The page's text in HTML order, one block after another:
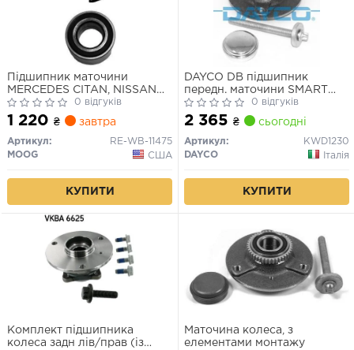
Підшипник маточини
MERCEDES CITAN, NISSAN
NOTE, RENAULT CLIO III-IV
05- перед.міст з ABS (Вир-во
MOOG)
0 відгуків
1 220 ₴ завтра
Артикул:
RE-WB-11475
MOOG
США
КУПИТИ
DAYCO DB підшипник
передн. маточини SMART
Fortwo 04-, Roadster 03-
0 відгуків
2 365 ₴ сьогодні
Артикул:
KWD1230
DAYCO
Італія
КУПИТИ
Комплект підшипника
колеса задн лів/прав (із
Маточина колеса, з
елементами монтажу